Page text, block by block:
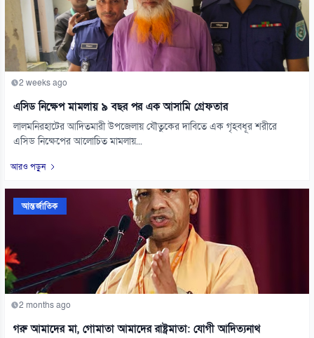
2 weeks ago
এসিড নিক্ষেপ মামলায় ৯ বছর পর এক আসামি গ্রেফতার
লালমনিরহাটের আদিতমারী উপজেলায় যৌতুকের দাবিতে এক গৃহবধূর শরীরে
এসিড নিক্ষেপের আলোচিত মামলায়...
আরও পড়ুন
আন্তর্জাতিক
2 months ago
গরু আমাদের মা, গোমাতা আমাদের রাষ্ট্রমাতা: যোগী আদিত্যনাথ